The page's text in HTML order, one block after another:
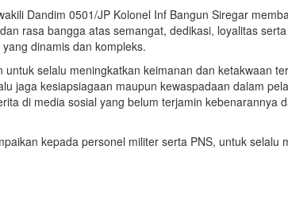
Dandim 0501/JP Kolonel Inf Bangun Siregar
rasa bangga atas semangat, dedikasi, loyalitas
dinamis dan kompleks.
selalu meningkatkan keimanan dan ketakwaan
jaga kesiapsiagaan maupun kewaspadaan dalam
di media sosial yang belum terjamin
kepada personel militer serta PNS, untuk